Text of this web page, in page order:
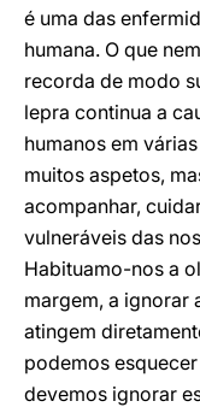
é uma das
humana. O que
recorda de modo
lepra continua a
humanos em
muitos aspetos,
acompanhar,
vulneráveis das
Habituamo-nos a
margem, a ignorar
atingem
podemos
devemos ignorar